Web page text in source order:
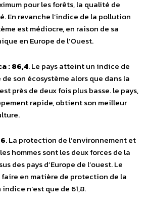
pour les forêts, la qualité de
En revanche l’indice de la pollution
est médiocre, en raison de sa
en Europe de l’Ouest.
: 86,4. Le pays atteint un indice de
son écosystème alors que dans la
près de deux fois plus basse. le pays,
rapide, obtient son meilleur
. La protection de l’environnement et
hommes sont les deux forces de la
des pays d’Europe de l’ouest. Le
faire en matière de protection de la
n’est que de 61,8.